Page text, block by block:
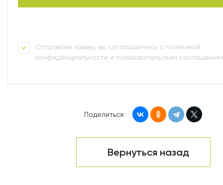
Отправляя заявку, вы соглашаетесь с политикой
конфиденциальности и пользовательским
Вернуться назад
Поделиться: